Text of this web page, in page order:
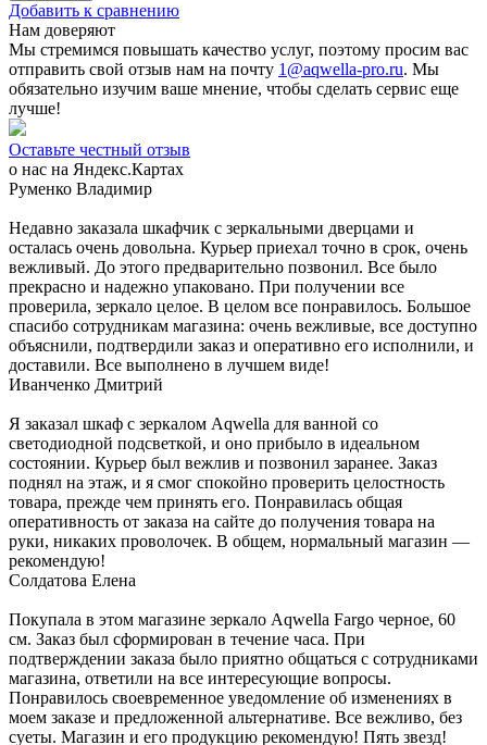
Добавить к сравнению
Нам доверяют
Мы стремимся повышать качество услуг, поэтому просим вас
отправить свой отзыв нам на почту 1@aqwella-pro.ru. Мы
обязательно изучим ваше мнение, чтобы сделать сервис еще
лучше!
Оставьте честный отзыв
о нас на Яндекс.Картах
Руменко Владимир
Недавно заказала шкафчик с зеркальными дверцами и
осталась очень довольна. Курьер приехал точно в срок, очень
вежливый. До этого предварительно позвонил. Все было
прекрасно и надежно упаковано. При получении все
проверила, зеркало целое. В целом все понравилось. Большое
спасибо сотрудникам магазина: очень вежливые, все доступно
объяснили, подтвердили заказ и оперативно его исполнили, и
доставили. Все выполнено в лучшем виде!
Иванченко Дмитрий
Я заказал шкаф с зеркалом Aqwella для ванной со
светодиодной подсветкой, и оно прибыло в идеальном
состоянии. Курьер был вежлив и позвонил заранее. Заказ
поднял на этаж, и я смог спокойно проверить целостность
товара, прежде чем принять его. Понравилась общая
оперативность от заказа на сайте до получения товара на
руки, никаких проволочек. В общем, нормальный магазин —
рекомендую!
Солдатова Елена
Покупала в этом магазине зеркало Aqwella Fargo черное, 60
см. Заказ был сформирован в течение часа. При
подтверждении заказа было приятно общаться с сотрудниками
магазина, ответили на все интересующие вопросы.
Понравилось своевременное уведомление об изменениях в
моем заказе и предложенной альтернативе. Все вежливо, без
суеты. Магазин и его продукцию рекомендую! Пять звезд!